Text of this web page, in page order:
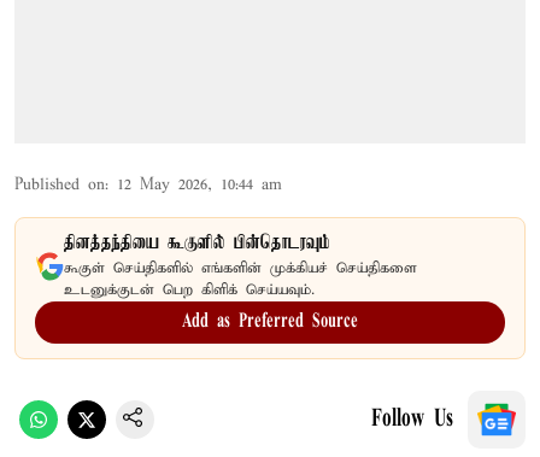
Published on: 12 May 2026, 10:44 am
தினத்தந்தியை கூகுளில் பின்தொடரவும்
கூகுள் செய்திகளில் எங்களின் முக்கியச் செய்திகளை
உடனுக்குடன் பெற கிளிக் செய்யவும்.
Add as Preferred Source
Follow Us